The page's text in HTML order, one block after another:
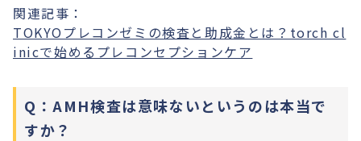
関連記事：
TOKYOプレコンゼミの検査と助成金とは？torch cl
inicで始めるプレコンセプションケア
Q：AMH検査は意味ないというのは本当で
すか？